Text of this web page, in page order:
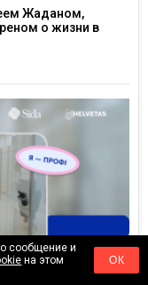
Жаданом,
о жизни в
сообщение и
на этом
ОК